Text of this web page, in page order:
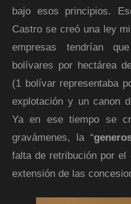
bajo esos principios.
Castro se creó una ley
empresas tendrían
bolívares por hectárea
(1 bolívar representaba
explotación y un canon
Ya en ese tiempo se
gravámenes, la “
falta de retribución por
extensión de las